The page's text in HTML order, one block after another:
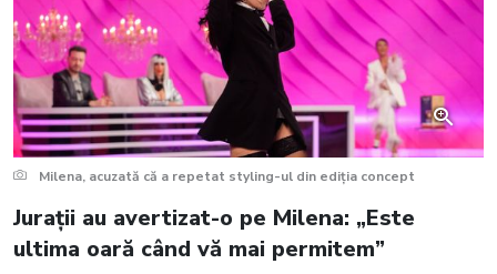
Milena, acuzată că a repetat styling-ul din ediția concept
Jurații au avertizat-o pe Milena: „Este
ultima oară când vă mai permitem”